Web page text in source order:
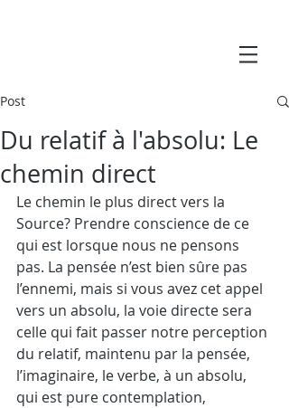
Post
Du relatif à l'absolu: Le
chemin direct
Le chemin le plus direct vers la
Source? Prendre conscience de ce
qui est lorsque nous ne pensons
pas. La pensée n’est bien sûre pas
l’ennemi, mais si vous avez cet appel
vers un absolu, la voie directe sera
celle qui fait passer notre perception
du relatif, maintenu par la pensée,
l’imaginaire, le verbe, à un absolu,
qui est pure contemplation,